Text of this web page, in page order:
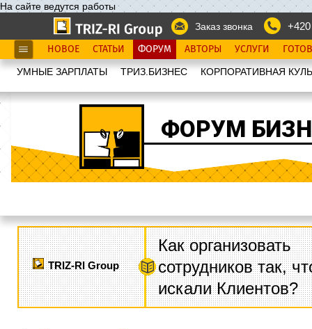
На сайте ведутся работы
Заказ звонка
НОВОЕ СТАТЬИ ФОРУМ АВТОРЫ УСЛУГИ
УМНЫЕ ЗАРПЛАТЫ ТРИЗ.БИЗНЕС КОРПОРАТИВНАЯ
ФОРУМ
TRIZ-RI Group
Как организовать
сотрудников так,
искали Клиентов?